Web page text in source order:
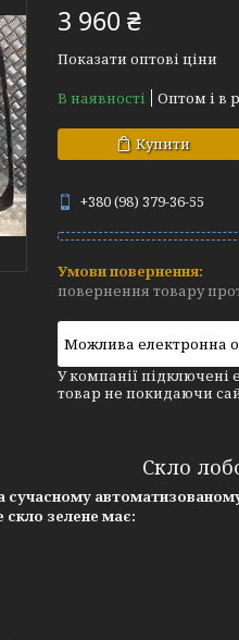
3 960 ₴
Показати оптові ціни
В наявності
Оптом і в
Купити
+380 (98) 379-36-55
повернення товару
У компанії підключені
товар не покидаючи
Скло
скло зелене має: